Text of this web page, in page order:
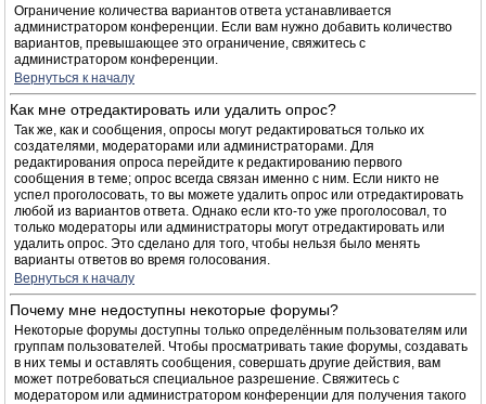
Ограничение количества вариантов ответа устанавливается
администратором конференции. Если вам нужно добавить количество
вариантов, превышающее это ограничение, свяжитесь с
администратором конференции.
Вернуться к началу
Как мне отредактировать или удалить опрос?
Так же, как и сообщения, опросы могут редактироваться только их
создателями, модераторами или администраторами. Для
редактирования опроса перейдите к редактированию первого
сообщения в теме; опрос всегда связан именно с ним. Если никто не
успел проголосовать, то вы можете удалить опрос или отредактировать
любой из вариантов ответа. Однако если кто-то уже проголосовал, то
только модераторы или администраторы могут отредактировать или
удалить опрос. Это сделано для того, чтобы нельзя было менять
варианты ответов во время голосования.
Вернуться к началу
Почему мне недоступны некоторые форумы?
Некоторые форумы доступны только определённым пользователям или
группам пользователей. Чтобы просматривать такие форумы, создавать
в них темы и оставлять сообщения, совершать другие действия, вам
может потребоваться специальное разрешение. Свяжитесь с
модератором или администратором конференции для получения такого